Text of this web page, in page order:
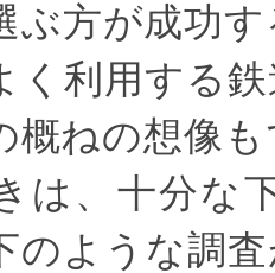
ぶ方が成功
く利用する
概ねの想像
は、十分な
のような調